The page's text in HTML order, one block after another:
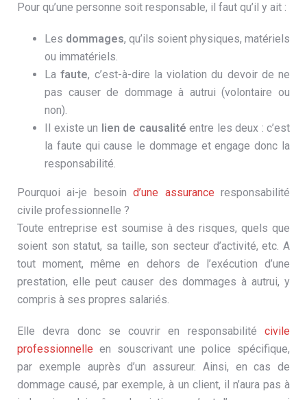
Pour qu’une personne soit responsable, il faut qu’il y ait :
Les dommages, qu’ils soient physiques, matériels
ou immatériels.
Lafaute, c’est-à-dire la violation du devoir de ne
pas causer de dommage à autrui (volontaire ou
non).
Il existe un lien de causalité entre les deux : c’est
la faute qui cause le dommage et engage donc la
responsabilité.
Pourquoi ai-je besoind’une assurance responsabilité
civile professionnelle ?
Toute entreprise est soumise à des risques, quels que
soient son statut, sa taille, son secteur d’activité, etc. A
tout moment, même en dehors de l’exécution d’une
prestation, elle peut causer des dommages à autrui, y
compris à ses propres salariés.
Elle devra donc se couvrir en responsabilité civile
professionnelle en souscrivant une police spécifique,
par exemple auprès d’un assureur. Ainsi, en cas de
dommage causé, par exemple, à un client, il n’aura pas à